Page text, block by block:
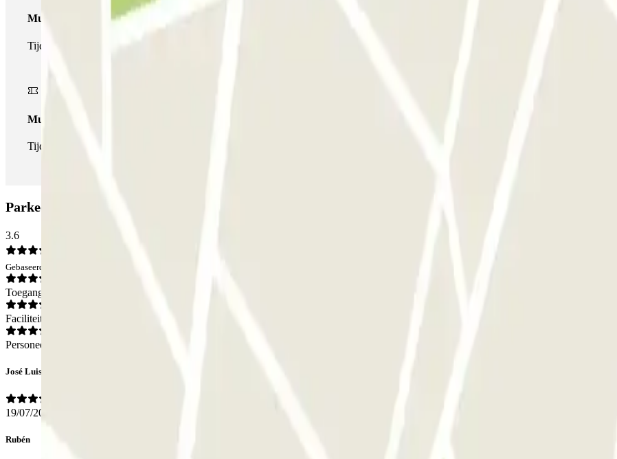
Multiparking pass
Tijdens uw verblijf kunt u gebruik maken van het volledige netwerk van parkeergarages van deze operator, beschikbaar bij Parclick.
Multipass
Tijdens je verblijf kun je de parkeerplaats zo vaak in- en uitrijden als je wilt.
Parkeergarage AUMASA - Ronda Sant Pere: Beoordelingen
3.6
Gebaseerd op 93 meningen
Toegang
Faciliteiten
Personeel
José Luis
19/07/2026
Rubén